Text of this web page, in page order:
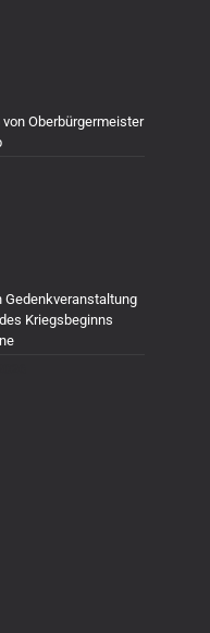
Oberbürgermeister
Gedenkveranstaltung
Kriegsbeginns